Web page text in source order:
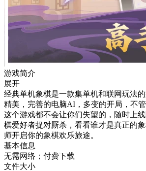
游戏简介
展开
经典单机象棋是一款集单机和联网玩法
精美，完善的电脑AI，多变的开局，不
这个游戏都不会让你们失望的，随时上
棋爱好者捉对厮杀，看看谁才是真正的
师开启你的象棋欢乐旅途。
基本信息
无需网络；付费下载
文件大小